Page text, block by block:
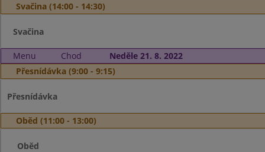
Svačina (14:00 - 14:30)
Svačina
Menu Chod
Neděle 21. 8. 2022
Přesnídávka (9:00 - 9:15)
Přesnídávka
Oběd (11:00 - 13:00)
Oběd